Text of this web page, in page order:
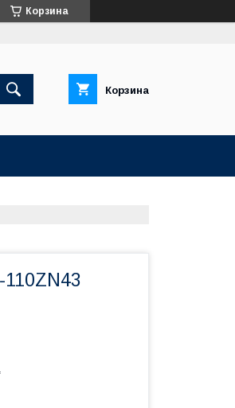
Корзина
Корзина